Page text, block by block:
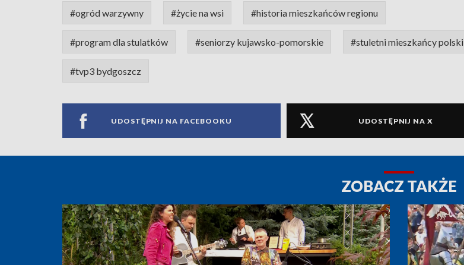
#ogród warzywny #życie na wsi #historia mieszkańców regionu
#program dla stulatków #seniorzy kujawsko-pomorskie #stuletni mieszkańcy polski
#tvp3 bydgoszcz
UDOSTĘPNIJ NA FACEBOOKU UDOSTĘPNIJ NA X
ZOBACZ TAKŻE